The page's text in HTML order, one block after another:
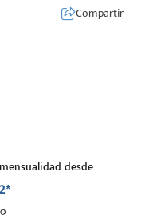
Compartir
mensualidad desde